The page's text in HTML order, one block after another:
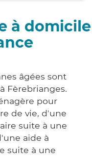
à domicile
âgées sont
Fèrebrianges.
pour
de vie, d'une
suite à une
aide à
suite à une